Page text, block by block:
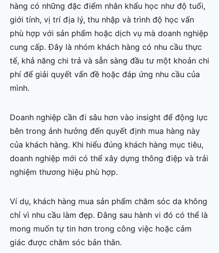
hàng có những đặc điểm nhân khẩu học như độ tuổi,
giới tính, vị trí địa lý, thu nhập và trình độ học vấn
phù hợp với sản phẩm hoặc dịch vụ mà doanh nghiệp
cung cấp. Đây là nhóm khách hàng có nhu cầu thực
tế, khả năng chi trả và sẵn sàng đầu tư một khoản chi
phí để giải quyết vấn đề hoặc đáp ứng nhu cầu của
mình.
Doanh nghiệp cần đi sâu hơn vào insight để động lực
bên trong ảnh hưởng đến quyết định mua hàng này
của khách hàng. Khi hiểu đúng khách hàng mục tiêu,
doanh nghiệp mới có thể xây dựng thông điệp và trải
nghiệm thương hiệu phù hợp.
Ví dụ, khách hàng mua sản phẩm chăm sóc da không
chỉ vì nhu cầu làm đẹp. Đằng sau hành vi đó có thể là
mong muốn tự tin hơn trong công việc hoặc cảm
giác được chăm sóc bản thân.